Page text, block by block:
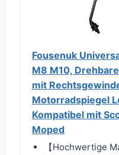
Fousenuk
M8 M10,
mit
Motorradspiegel
Kompatibel mit
Moped
【Hochwertige